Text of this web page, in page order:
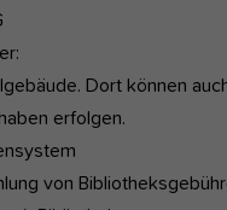
Dort können
erfolgen.
von